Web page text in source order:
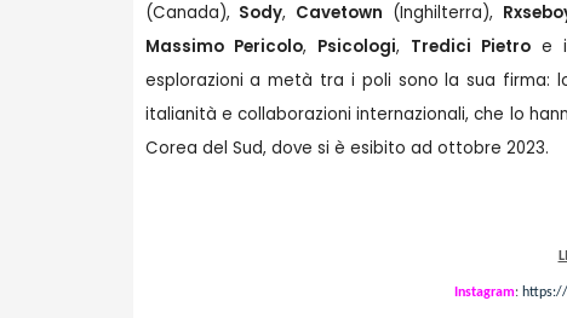
(Canada), Sody, Cavetown (Inghilterra),
Massimo Pericolo, Psicologi, Tredici Pietro e
esplorazioni a metà tra i poli sono la sua firma:
italianità e collaborazioni internazionali, che lo
Corea del Sud, dove si è esibito ad ottobre 2023.
Instagram: